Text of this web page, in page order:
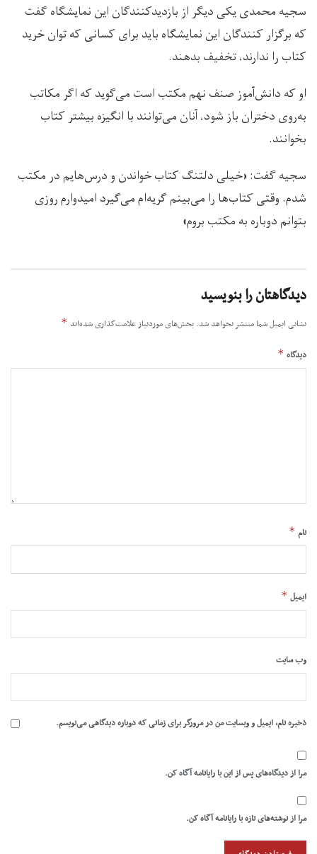
سجیه محمدی یکی دیگر از بازدیدکنندگان این نمایشگاه گفت
که برگزار کنندگان این نمایشگاه باید برای کسانی که توان خرید
کتاب را ندارند، تخفیف بدهند.
او که دانش‌آموز صنف نهم مکتب است می‌گوید که اگر مکاتب
به‌روی دختران باز شود، آنان می‌توانند با انگیزه بیشتر کتاب
بخوانند.
سجیه گفت: «خیلی دلتنگ کتاب خواندن و درس‌هایم در مکتب
شدم. وقتی کتاب‌ها را می‌بینم گریه‌ام می‌گیرد امیدوارم روزی
بتوانم دوباره به مکتب بروم»
دیدگاهتان را بنویسید
نشانی ایمیل شما منتشر نخواهد شد. بخش‌های موردنیاز علامت‌گذاری شده‌اند *
دیدگاه *
نام *
ایمیل *
وب‌ سایت
ذخیره نام، ایمیل و وبسایت من در مرورگر برای زمانی که دوباره دیدگاهی می‌نویسم.
مرا از دیدگاه‌های پس از این با رایانامه آگاه کن.
مرا از نوشته‌های تازه با رایانامه آگاه کن.